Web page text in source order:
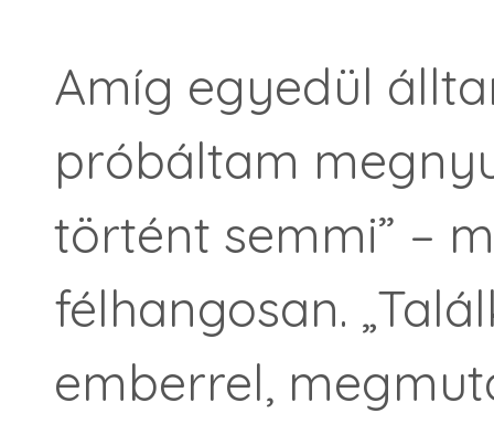
Amíg egyedül
próbáltam
történt semmi” –
félhangosan.
emberrel,